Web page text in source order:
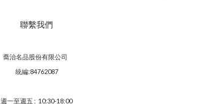
聯繫我們
喬治名品股份有限公司
統編:84762087
週一至週五 : 10:30-18:00